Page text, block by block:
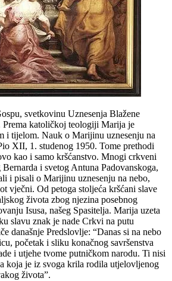
svetkovinu Uznesenja Blažene
katoličkoj teologiji Marija je
i tijelom. Nauk o Marijinu uznesenju na
XII, 1. studenog 1950. Tome prethodi
kao i samo kršćanstvo. Mnogi crkveni
i svetog Antuna Padovanskoga,
i pisali o Marijinu uznesenju na nebo,
vječni. Od petoga stoljeća kršćani slave
života zbog njezina posebnog
Isusa, našeg Spasitelja. Marija uzeta
slavu znak je nade Crkvi na putu
današnje Predslovlje: “Danas si na nebo
početak i sliku konačnog savršenstva
i utjehe tvome putničkom narodu. Ti nisi
koja je iz svoga krila rodila utjelovljenog
života”.